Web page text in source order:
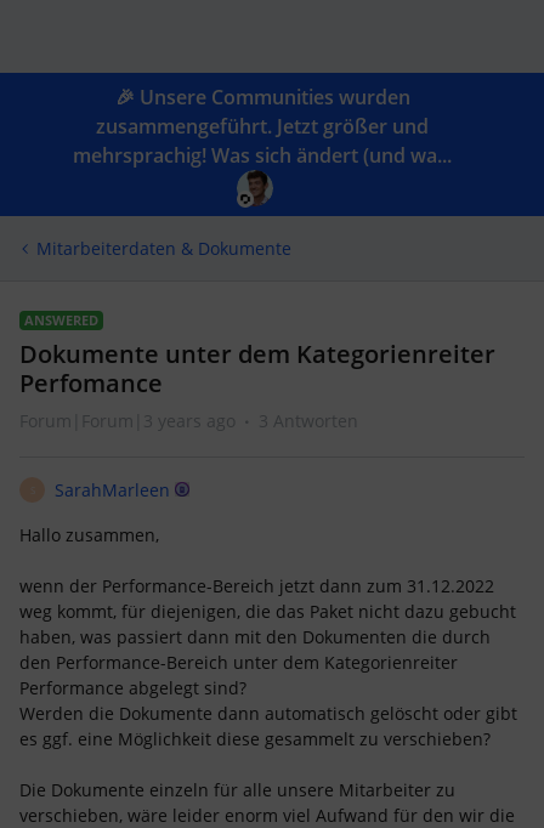
🎉 Unsere Communities wurden
zusammengeführt. Jetzt größer und
mehrsprachig! Was sich ändert (und wa...
Mitarbeiterdaten & Dokumente
ANSWERED
Dokumente unter dem Kategorienreiter
Perfomance
Forum|Forum|3 years ago 3 Antworten
SarahMarleen
Hallo zusammen,
wenn der Performance-Bereich jetzt dann zum 31.12.2022
weg kommt, für diejenigen, die das Paket nicht dazu gebucht
haben, was passiert dann mit den Dokumenten die durch
den Performance-Bereich unter dem Kategorienreiter
Performance abgelegt sind?
Werden die Dokumente dann automatisch gelöscht oder gibt
es ggf. eine Möglichkeit diese gesammelt zu verschieben?
Die Dokumente einzeln für alle unsere Mitarbeiter zu
verschieben, wäre leider enorm viel Aufwand für den wir die